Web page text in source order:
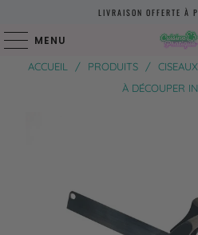
LIVRAISON OFFERTE À
MENU
ACCUEIL / PRODUITS /
À DÉCOUPER